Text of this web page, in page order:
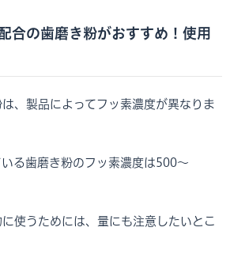
合の歯磨き粉がおすすめ！使用
、製品によってフッ素濃度が異なりま
る歯磨き粉のフッ素濃度は500～
使うためには、量にも注意したいとこ